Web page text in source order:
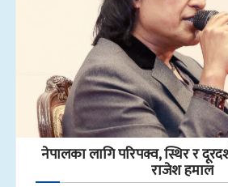
नेपालका लागि परिपक्व, स्थिर र
राजेश हमाल